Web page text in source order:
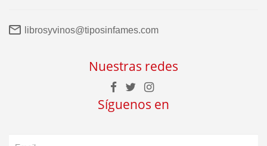
librosyvinos@tiposinfames.com
Nuestras redes
Síguenos en